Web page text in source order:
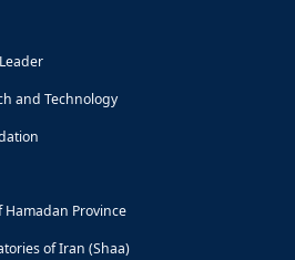
and Technology
Hamadan Province
of Iran (Shaa)